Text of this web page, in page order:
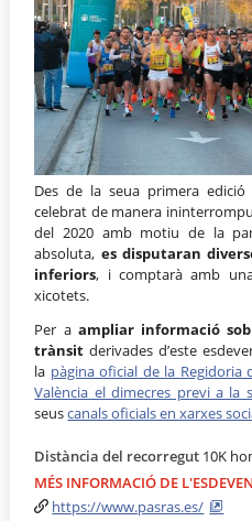
Des de la seua primera edició
celebrat de manera
del 2020 amb motiu de la
absoluta, es disputaran
inferiors, i comptarà amb
xicotets.
Per a ampliar informació
trànsit derivades d’este
la pàgina oficial de la Regidoria
València el dimecres previ a la
seuscanals oficials en xarxes
Distància del recorregut 10K
MÉS INFORMACIÓ DE
https://www.pasras.es/